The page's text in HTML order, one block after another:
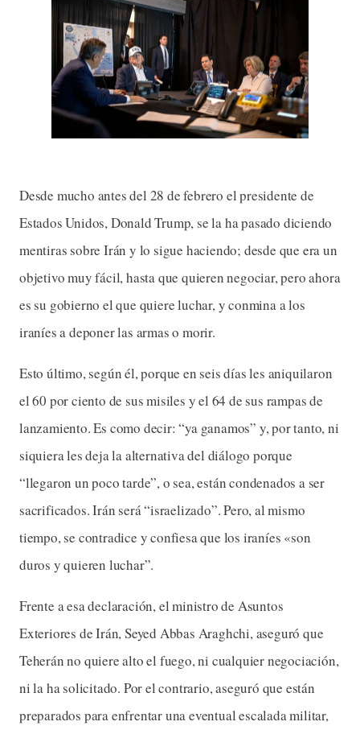
Desde mucho antes del 28 de febrero el presidente de
Estados Unidos, Donald Trump, se la ha pasado diciendo
mentiras sobre Irán y lo sigue haciendo; desde que era un
objetivo muy fácil, hasta que quieren negociar, pero ahora
es su gobierno el que quiere luchar, y conmina a los
iraníes a deponer las armas o morir.
Esto último, según él, porque en seis días les aniquilaron
el 60 por ciento de sus misiles y el 64 de sus rampas de
lanzamiento. Es como decir: “ya ganamos” y, por tanto, ni
siquiera les deja la alternativa del diálogo porque
“llegaron un poco tarde”, o sea, están condenados a ser
sacrificados. Irán será “israelizado”. Pero, al mismo
tiempo, se contradice y confiesa que los iraníes «son
duros y quieren luchar”.
Frente a esa declaración, el ministro de Asuntos
Exteriores de Irán, Seyed Abbas Araghchi, aseguró que
Teherán no quiere alto el fuego, ni cualquier negociación,
ni la ha solicitado. Por el contrario, aseguró que están
preparados para enfrentar una eventual escalada militar,